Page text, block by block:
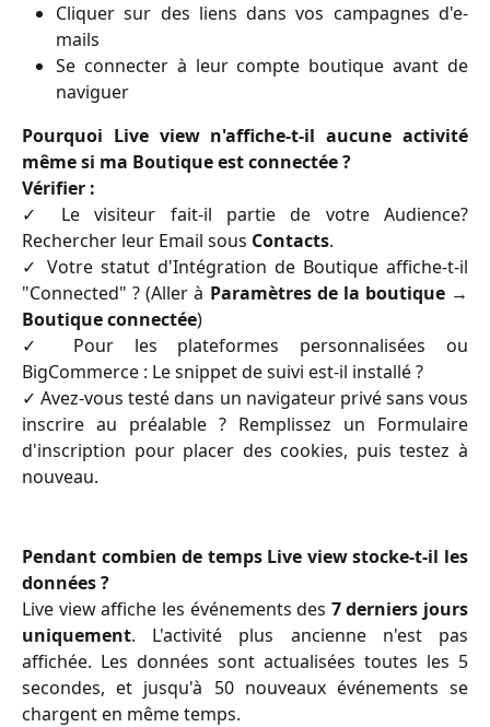
Cliquer sur des liens dans vos campagnes d'e-
mails
Se connecter à leur compte boutique avant de
naviguer
Pourquoi Live view n'affiche-t-il aucune activité
même si ma Boutique est connectée ?
Vérifier :
✓ Le visiteur fait-il partie de votre Audience?
Rechercher leur Email sous Contacts.
✓ Votre statut d'Intégration de Boutique affiche-t-il
"Connected" ? (Aller à Paramètres de la boutique →
Boutique connectée)
✓ Pour les plateformes personnalisées ou
BigCommerce : Le snippet de suivi est-il installé ?
✓ Avez-vous testé dans un navigateur privé sans vous
inscrire au préalable ? Remplissez un Formulaire
d'inscription pour placer des cookies, puis testez à
nouveau.
Pendant combien de temps Live view stocke-t-il les
données ?
Live view affiche les événements des 7 derniers jours
uniquement. L'activité plus ancienne n'est pas
affichée. Les données sont actualisées toutes les 5
secondes, et jusqu'à 50 nouveaux événements se
chargent en même temps.